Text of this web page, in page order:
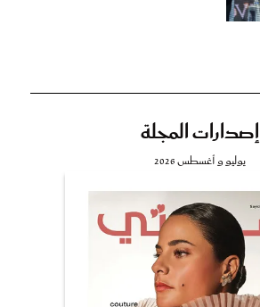
إصدارات المجلة
يوليو و أغسطس 2026